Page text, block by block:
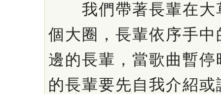
我們帶著長輩在大
個大圈，長輩依序手
邊的長輩，當歌曲暫
的長輩要先自我介紹